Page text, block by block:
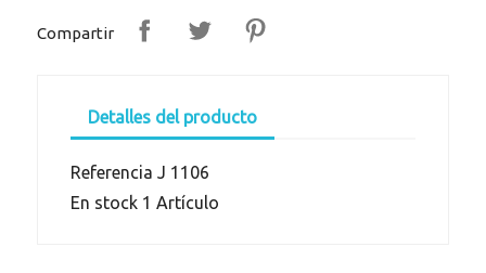
Compartir
Detalles del producto
Referencia J 1106
En stock 1 Artículo